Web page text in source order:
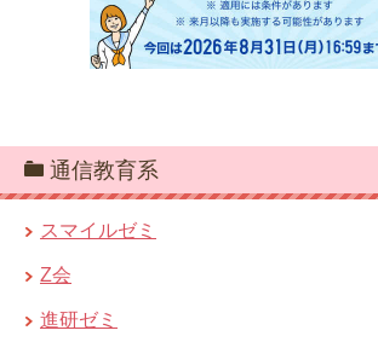
通信教育系
スマイルゼミ
Z会
進研ゼミ